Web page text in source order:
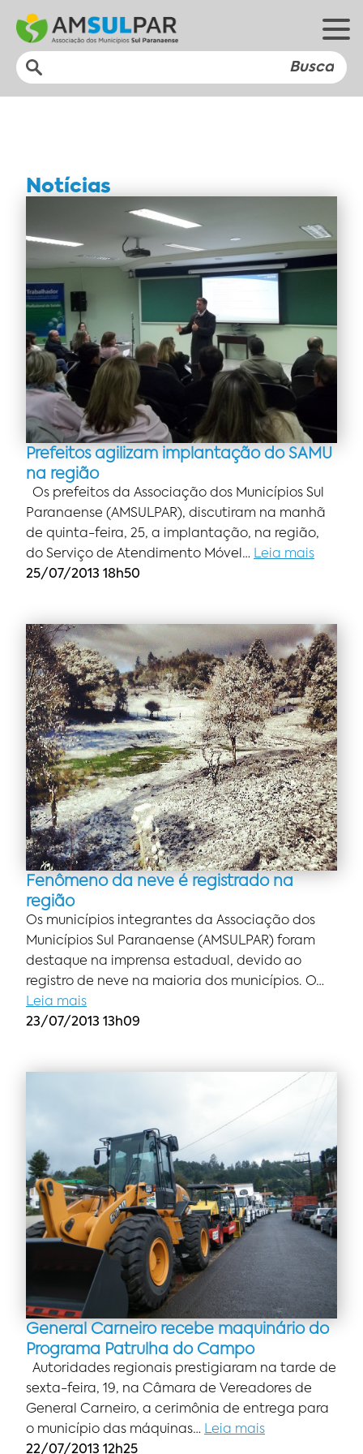
Notícias
Prefeitos agilizam implantação do SAMU
na região
Os prefeitos da Associação dos Municípios Sul
Paranaense (AMSULPAR), discutiram na manhã
de quinta-feira, 25, a implantação, na região,
do Serviço de Atendimento Móvel… Leia mais
25/07/2013 18h50
Fenômeno da neve é registrado na
região
Os municípios integrantes da Associação dos
Municípios Sul Paranaense (AMSULPAR) foram
destaque na imprensa estadual, devido ao
registro de neve na maioria dos municípios. O…
Leia mais
23/07/2013 13h09
General Carneiro recebe maquinário do
Programa Patrulha do Campo
Autoridades regionais prestigiaram na tarde de
sexta-feira, 19, na Câmara de Vereadores de
General Carneiro, a cerimônia de entrega para
o município das máquinas… Leia mais
22/07/2013 12h25